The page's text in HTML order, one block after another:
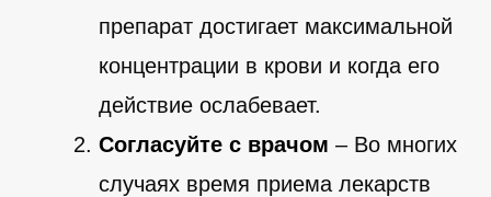
препарат достигает максимальной
концентрации в крови и когда его
действие ослабевает.
Согласуйте с врачом – Во многих
случаях время приема лекарств